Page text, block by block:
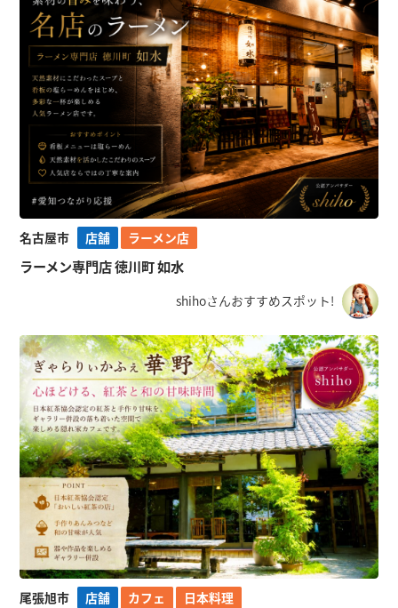
名古屋市 店舗 ラーメン店
ラーメン専門店 徳川町 如水
shihoさんおすすめスポット!
尾張旭市 店舗 カフェ 日本料理